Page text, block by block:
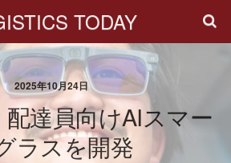
TODAY
2025年10月24日
達員向けAIスマー
ラスを開発